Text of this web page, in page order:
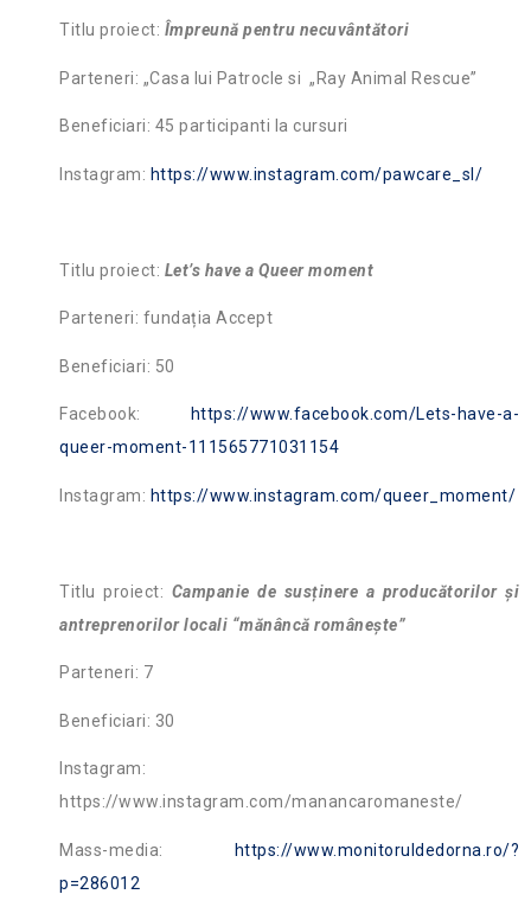
Titlu proiect: Împreună pentru necuvântători
Parteneri: „Casa lui Patrocle si „Ray Animal Rescue”
Beneficiari: 45 participanti la cursuri
Instagram: https://www.instagram.com/pawcare_sl/
Titlu proiect: Let’s have a Queer moment
Parteneri: fundația Accept
Beneficiari: 50
Facebook:
https://www.facebook.com/Lets-have-a-
queer-moment-111565771031154
Instagram: https://www.instagram.com/queer_moment/
Titlu proiect: Campanie de susținere a producătorilor și
antreprenorilor locali “mănâncă românește”
Parteneri: 7
Beneficiari: 30
Instagram:
https://www.instagram.com/manancaromaneste/
Mass-media: https://www.monitoruldedorna.ro/?
p=286012